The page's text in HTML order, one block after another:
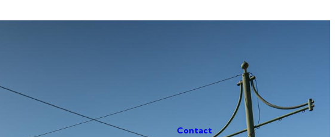
Contact